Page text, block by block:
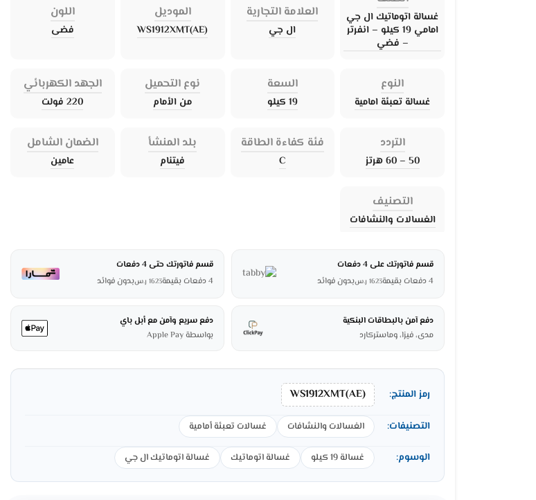
غسالة اتوماتيك ال جي
امامي 19 كيلو – انفرتر
– فضي
العلامة التجارية
ال جي
الموديل
WS1912XMT(AE)
اللون
فضى
النوع
غسالة تعبئة امامية
السعة
19 كيلو
نوع التحميل
من الأمام
الجهد الكهربائي
220 فولت
التردد
50 – 60 هرتز
فئة كفاءة الطاقة
C
بلد المنشأ
فيتنام
الضمان الشامل
عامين
التصنيف
الغسالات والنشافات
قسم فاتورتك على 4 دفعات
4 دفعات بقيمة
1623 ر.سبدون فوائد
قسم فاتورتك حتى 4 دفعات
4 دفعات بقيمة
1623 ر.سبدون فوائد
دفع آمن بالبطاقات البنكية
مدى، فيزا، وماستركارد
دفع سريع وآمن مع أبل باي
بواسطة Apple Pay
رمز المنتج: WS1912XMT(AE)
التصنيفات: الغسالات والنشافات غسالات تعبئة أمامية
الوسوم: غسالة 19 كيلو غسالة اتوماتيك غسالة اتوماتيك ال جي